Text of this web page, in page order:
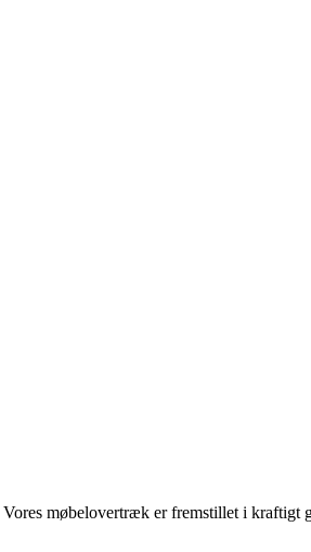
møbelovertræk er fremstillet i kraftigt